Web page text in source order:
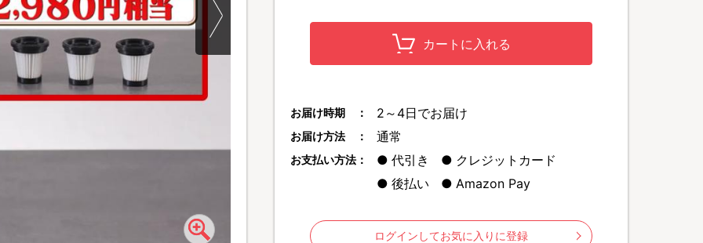
カートに入れる
お届け時期 ： 2～4日でお届け
お届け方法 ： 通常
お支払い方法： 代引き
クレジットカード
後払い
Amazon Pay
ログインしてお気に入りに登録